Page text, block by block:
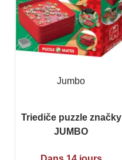
Jumbo
Triediče puzzle značky
JUMBO